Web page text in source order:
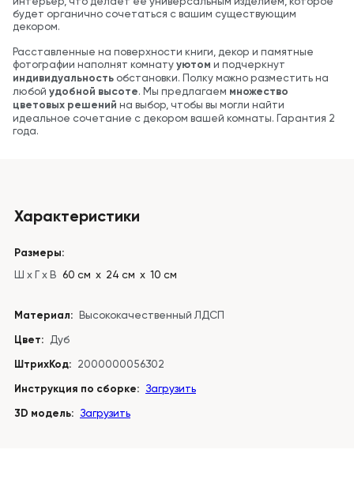
будет органично сочетаться с вашим существующим
декором.
Расставленные на поверхности книги, декор и памятные
фотографии наполнят комнатууютом и подчеркнут
индивидуальностьобстановки. Полку можно разместить на
любой удобной высоте. Мы предлагаем множество
цветовых решений на выбор, чтобы вы могли найти
идеальное сочетание с декором вашей комнаты. Гарантия 2
года.
Характеристики
Размеры:
Ш x Г x В 60 см х 24 см х 10 см
Материал: Высококачественный ЛДСП
Цвет: Дуб
ШтрихКод: 2000000056302
Инструкция по сборке: Загрузить
3D модель: Загрузить